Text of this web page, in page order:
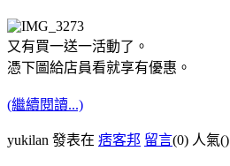
又有買一送一活動了。
憑下圖給店員看就享有優惠。
(繼續閱讀...)
yukilan 發表在 痞客邦 留言(0) 人氣()